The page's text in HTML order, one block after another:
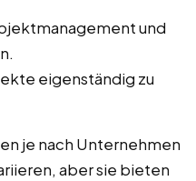
und
eigenständig zu
je nach Unternehmen
aber sie bieten